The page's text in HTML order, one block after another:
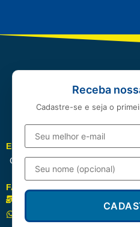
EDITORIAIS
Cotidiano
Política Esportes
FALE CONOSCO
Receba
Cadastre-se e seja o